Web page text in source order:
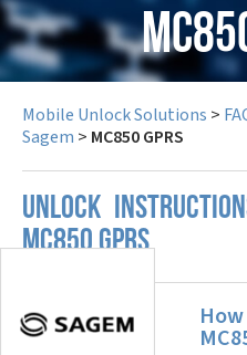
Mobile Unlock Solutions >
Sagem > MC850 GPRS
UNLOCK
MC850 GPRS